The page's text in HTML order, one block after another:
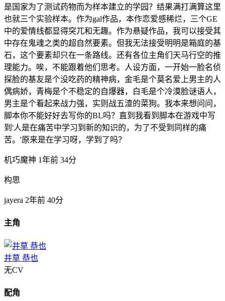
是国家为了测试药物而为样本建立的学园？结果满打满算这里
也就三个实验样本。作为gal作品，本作恋爱感稀烂，三个GE
中的爱情线都显得突兀和无趣。作为悬疑作品，我可以接受其
中存在鬼魂之类的超自然要素。但我无法接受明明是箱庭的基
石，这个要素却只在一条路线。还有各位主角们天马行空的推
理能力。唉，不能跟着他们思考。人设方面，一开始一脸名侦
探脸的基友是个没吃药的精神病，金毛是个莫名爱上男主的人
偶病娇，青梅是个不稳定的自爆器，白毛是个冷漠脸谜语人，
男主是个看起来战力强，实则战五渣的菜狗。我本来想问问，
脚本你不能好好去写你的BL吗？直到我看到脚本在游戏中写
到'人是在痛苦中学习到新的知识的，为了不受到同样的痛
苦。'原来是在学习呀，学到了吗？
机巧魔神 1年前 34分
构思
jayera 2年前 40分
主角
井草 恭也
无CV
配角